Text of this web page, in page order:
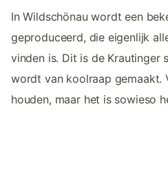
In Wildschönau wordt een
geproduceerd, die eigenlijk
vinden is. Dit is de Krautinger
wordt van koolraap gemaakt.
houden, maar het is sowieso